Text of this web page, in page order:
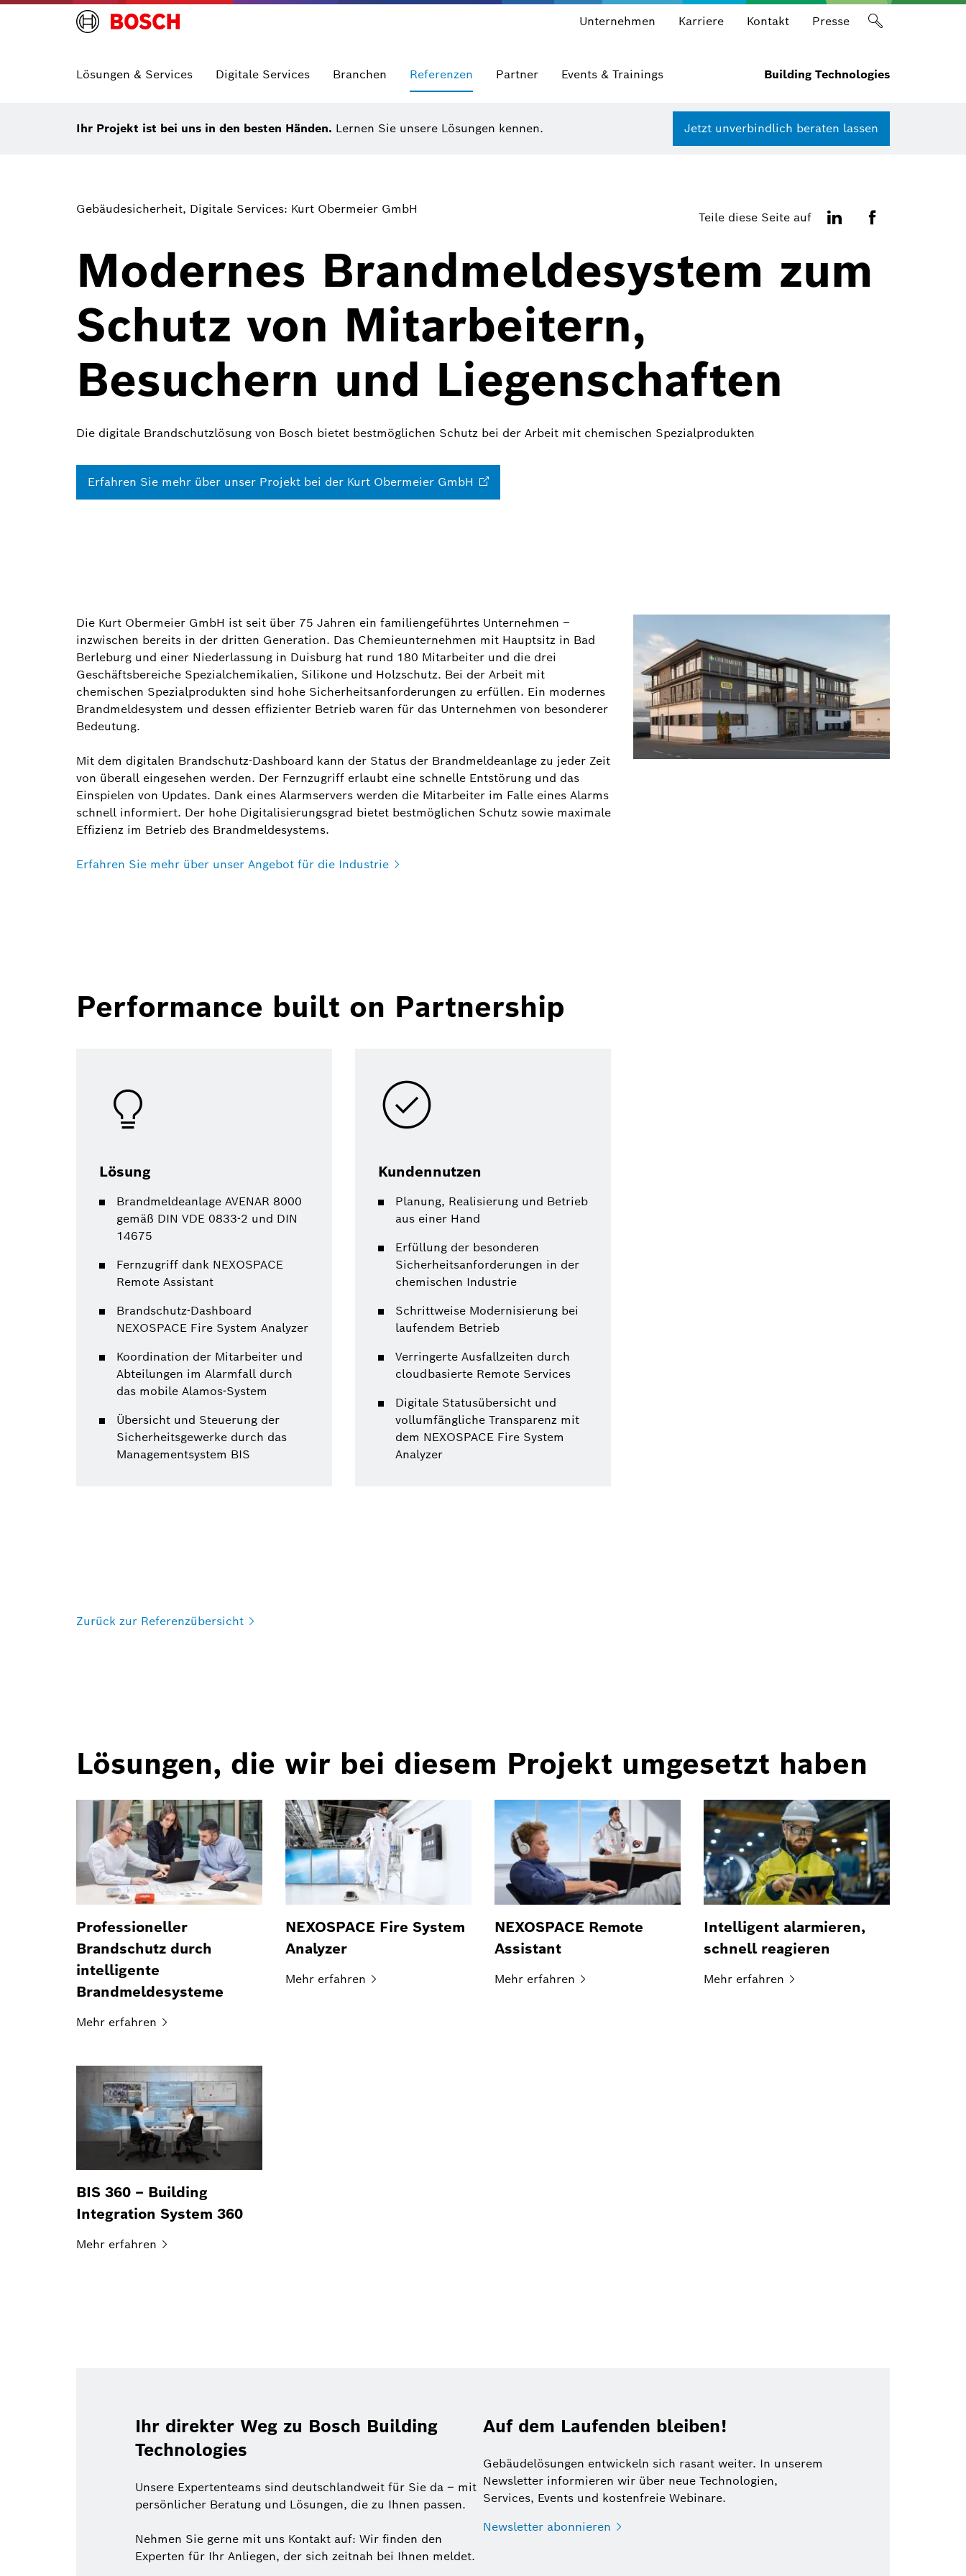
Unternehmen Karriere Kontakt Presse
Lösungen & Services Digitale Services Branchen Referenzen Partner Events & Trainings Building Technologies
Ihr Projekt ist bei uns in den besten Händen. Lernen Sie unsere Lösungen kennen. Jetzt unverbindlich beraten lassen
Gebäudesicherheit, Digitale Services: Kurt Obermeier GmbH
Teile diese Seite auf
Modernes Brandmeldesystem zum
Schutz von Mitarbeitern,
Besuchern und Liegenschaften
Die digitale Brandschutzlösung von Bosch bietet bestmöglichen Schutz bei der Arbeit mit chemischen Spezialprodukten
Erfahren Sie mehr über unser Projekt bei der Kurt Obermeier GmbH
Die Kurt Obermeier GmbH ist seit über 75 Jahren ein familiengeführtes Unternehmen –
inzwischen bereits in der dritten Generation. Das Chemieunternehmen mit Hauptsitz in Bad
Berleburg und einer Niederlassung in Duisburg hat rund 180 Mitarbeiter und die drei
Geschäftsbereiche Spezialchemikalien, Silikone und Holzschutz. Bei der Arbeit mit
chemischen Spezialprodukten sind hohe Sicherheitsanforderungen zu erfüllen. Ein modernes
Brandmeldesystem und dessen effizienter Betrieb waren für das Unternehmen von besonderer
Bedeutung.
Mit dem digitalen Brandschutz-Dashboard kann der Status der Brandmeldeanlage zu jeder Zeit
von überall eingesehen werden. Der Fernzugriff erlaubt eine schnelle Entstörung und das
Einspielen von Updates. Dank eines Alarmservers werden die Mitarbeiter im Falle eines Alarms
schnell informiert. Der hohe Digitalisierungsgrad bietet bestmöglichen Schutz sowie maximale
Effizienz im Betrieb des Brandmeldesystems.
Erfahren Sie mehr über unser Angebot für die Industrie
Performance built on Partnership
Lösung
Brandmeldeanlage AVENAR 8000
gemäß DIN VDE 0833-2 und DIN
14675
Fernzugriff dank NEXOSPACE
Remote Assistant
Brandschutz-Dashboard
NEXOSPACE Fire System Analyzer
Koordination der Mitarbeiter und
Abteilungen im Alarmfall durch
das mobile Alamos-System
Übersicht und Steuerung der
Sicherheitsgewerke durch das
Managementsystem BIS
Kundennutzen
Planung, Realisierung und Betrieb
aus einer Hand
Erfüllung der besonderen
Sicherheitsanforderungen in der
chemischen Industrie
Schrittweise Modernisierung bei
laufendem Betrieb
Verringerte Ausfallzeiten durch
cloudbasierte Remote Services
Digitale Statusübersicht und
vollumfängliche Transparenz mit
dem NEXOSPACE Fire System
Analyzer
Zurück zur Referenzübersicht
Lösungen, die wir bei diesem Projekt umgesetzt haben
Professioneller
Brandschutz durch
intelligente
Brandmeldesysteme
Mehr erfahren
NEXOSPACE Fire System
Analyzer
Mehr erfahren
NEXOSPACE Remote
Assistant
Mehr erfahren
Intelligent alarmieren,
schnell reagieren
Mehr erfahren
BIS 360 – Building
Integration System 360
Mehr erfahren
Ihr direkter Weg zu Bosch Building
Technologies
Unsere Expertenteams sind deutschlandweit für Sie da – mit
persönlicher Beratung und Lösungen, die zu Ihnen passen.
Nehmen Sie gerne mit uns Kontakt auf: Wir finden den
Experten für Ihr Anliegen, der sich zeitnah bei Ihnen meldet.
Auf dem Laufenden bleiben!
Gebäudelösungen entwickeln sich rasant weiter. In unserem
Newsletter informieren wir über neue Technologien,
Services, Events und kostenfreie Webinare.
Newsletter abonnieren